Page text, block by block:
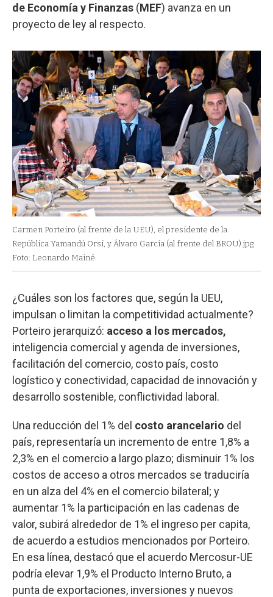
de Economía y Finanzas (MEF) avanza en un
proyecto de ley al respecto.
Carmen Porteiro (al frente de la UEU), el presidente de la
República Yamandú Orsi, y Álvaro García (al frente del BROU).jpg
Foto: Leonardo Mainé.
¿Cuáles son los factores que, según la UEU,
impulsan o limitan la competitividad actualmente?
Porteiro jerarquizó: acceso a los mercados,
inteligencia comercial y agenda de inversiones,
facilitación del comercio, costo país, costo
logístico y conectividad, capacidad de innovación y
desarrollo sostenible, conflictividad laboral.
Una reducción del 1% del costo arancelario del
país, representaría un incremento de entre 1,8% a
2,3% en el comercio a largo plazo; disminuir 1% los
costos de acceso a otros mercados se traduciría
en un alza del 4% en el comercio bilateral; y
aumentar 1% la participación en las cadenas de
valor, subirá alrededor de 1% el ingreso per capita,
de acuerdo a estudios mencionados por Porteiro.
En esa línea, destacó que el acuerdo Mercosur-UE
podría elevar 1,9% el Producto Interno Bruto, a
punta de exportaciones, inversiones y nuevos